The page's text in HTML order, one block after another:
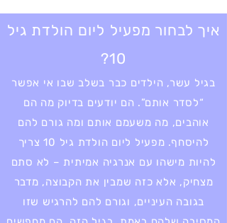
איך לבחור מפעיל ליום הולדת גיל
10?
בגיל עשר, הילדים כבר בשלב שבו אי אפשר
“לסדר אותם”. הם יודעים בדיוק מה הם
אוהבים, מה משעמם אותם ומה גורם להם
להיסחף. מפעיל ליום הולדת גיל 10 צריך
להיות מישהו עם אנרגיה אמיתית – לא סתם
מצחיק, אלא כזה שמבין את הקבוצה, מדבר
בגובה העיניים, וגורם להם להרגיש שזו